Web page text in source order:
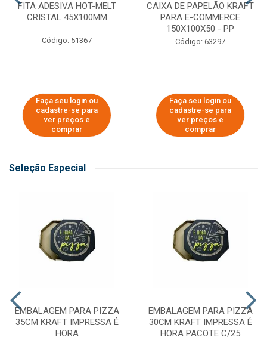
FITA ADESIVA HOT-MELT
CRISTAL 45X100MM
Código: 51367
Faça seu login ou
cadastre-se para
ver preços e
comprar
CAIXA DE PAPELÃO KRAFT
PARA E-COMMERCE
150X100X50 - PP
Código: 63297
Faça seu login ou
cadastre-se para
ver preços e
comprar
Seleção Especial
EMBALAGEM PARA PIZZA
35CM KRAFT IMPRESSA É
HORA
EMBALAGEM PARA PIZZA
30CM KRAFT IMPRESSA É
HORA PACOTE C/25